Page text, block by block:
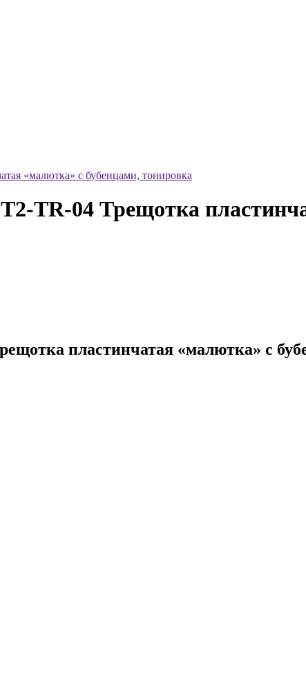
«малютка» с бубенцами, тонировка
04 Трещотка
пластинчатая «малютка» с